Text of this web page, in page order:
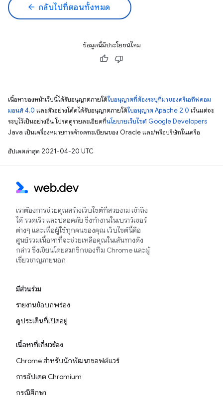
arrow_back กลับไปที่ตอนทั้งหมด
ข้อมูลนี้มีประโยชน์ไหม
เนื้อหาของหน้าเว็บนี้ได้รับอนุญาตภายใต้ใบอนุญาตที่ต้องระบุที่มาของครีเอทีฟคอม
มอนส์ 4.0 และตัวอย่างโค้ดได้รับอนุญาตภายใต้ใบอนุญาต Apache 2.0 เว้นแต่จะ
ระบุไว้เป็นอย่างอื่น โปรดดูรายละเอียดที่นโยบายเว็บไซต์ Google Developers
Java เป็นเครื่องหมายการค้าจดทะเบียนของ Oracle และ/หรือบริษัทในเครือ
อัปเดตล่าสุด 2021-04-20 UTC
เราต้องการช่วยคุณสร้างเว็บไซต์ที่สวยงาม เข้าถึง
ได้ รวดเร็ว และปลอดภัย ซึ่งทำงานในเบราว์เซอร์
ต่างๆ และเพื่อผู้ใช้ทุกคนของคุณ เว็บไซต์นี้คือ
ศูนย์รวมเนื้อหาที่จะช่วยเหลือคุณในเส้นทางดัง
กล่าว ซึ่งเขียนโดยสมาชิกของทีม Chrome และผู้
เชี่ยวชาญภายนอก
มีส่วนร่วม
รายงานข้อบกพร่อง
ดูประเด็นที่เปิดอยู่
เนื้อหาที่เกี่ยวข้อง
Chrome สำหรับนักพัฒนาซอฟต์แวร์
การอัปเดต Chromium
กรณีศึกษา